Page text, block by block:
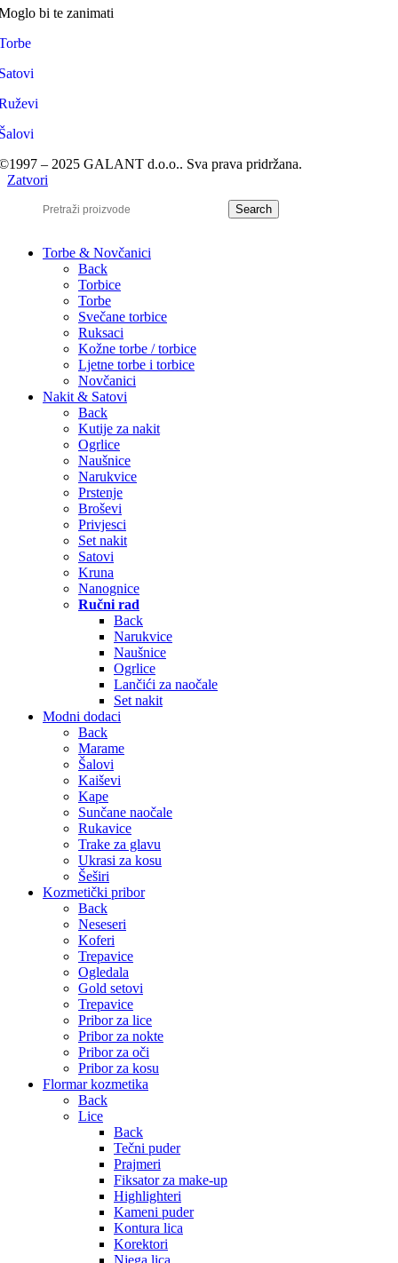
bi te zanimati
– 2025 GALANT d.o.o.. Sva prava pridržana.
Zatvori
Search
Torbe & Novčanici
Back
Torbice
Torbe
Svečane torbice
Ruksaci
Kožne torbe / torbice
Ljetne torbe i torbice
Novčanici
Nakit & Satovi
Back
Kutije za nakit
Ogrlice
Naušnice
Narukvice
Prstenje
Broševi
Privjesci
Set nakit
Satovi
Kruna
Nanognice
Ručni rad
Back
Narukvice
Naušnice
Ogrlice
Lančići za naočale
Set nakit
Modni dodaci
Back
Marame
Šalovi
Kaiševi
Kape
Sunčane naočale
Rukavice
Trake za glavu
Ukrasi za kosu
Šeširi
Kozmetički pribor
Back
Neseseri
Koferi
Trepavice
Ogledala
Gold setovi
Trepavice
Pribor za lice
Pribor za nokte
Pribor za oči
Pribor za kosu
Flormar kozmetika
Back
Lice
Back
Tečni puder
Prajmeri
Fiksator za make-up
Highlighteri
Kameni puder
Kontura lica
Korektori